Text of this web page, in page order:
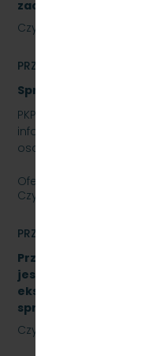
zadania. Numer
Czytaj dalej
PRZETARGI
Sprzedaż auta
PKP SZYBKA KOLEJ
informuje, że wystawia
osobowy Skoda Superb.
Oferty należy składać do
Czytaj dalej
PRZETARGI
Przetarg
jest sukcesywna
eksploatacyjnych do
sprawy:
Czytaj dalej